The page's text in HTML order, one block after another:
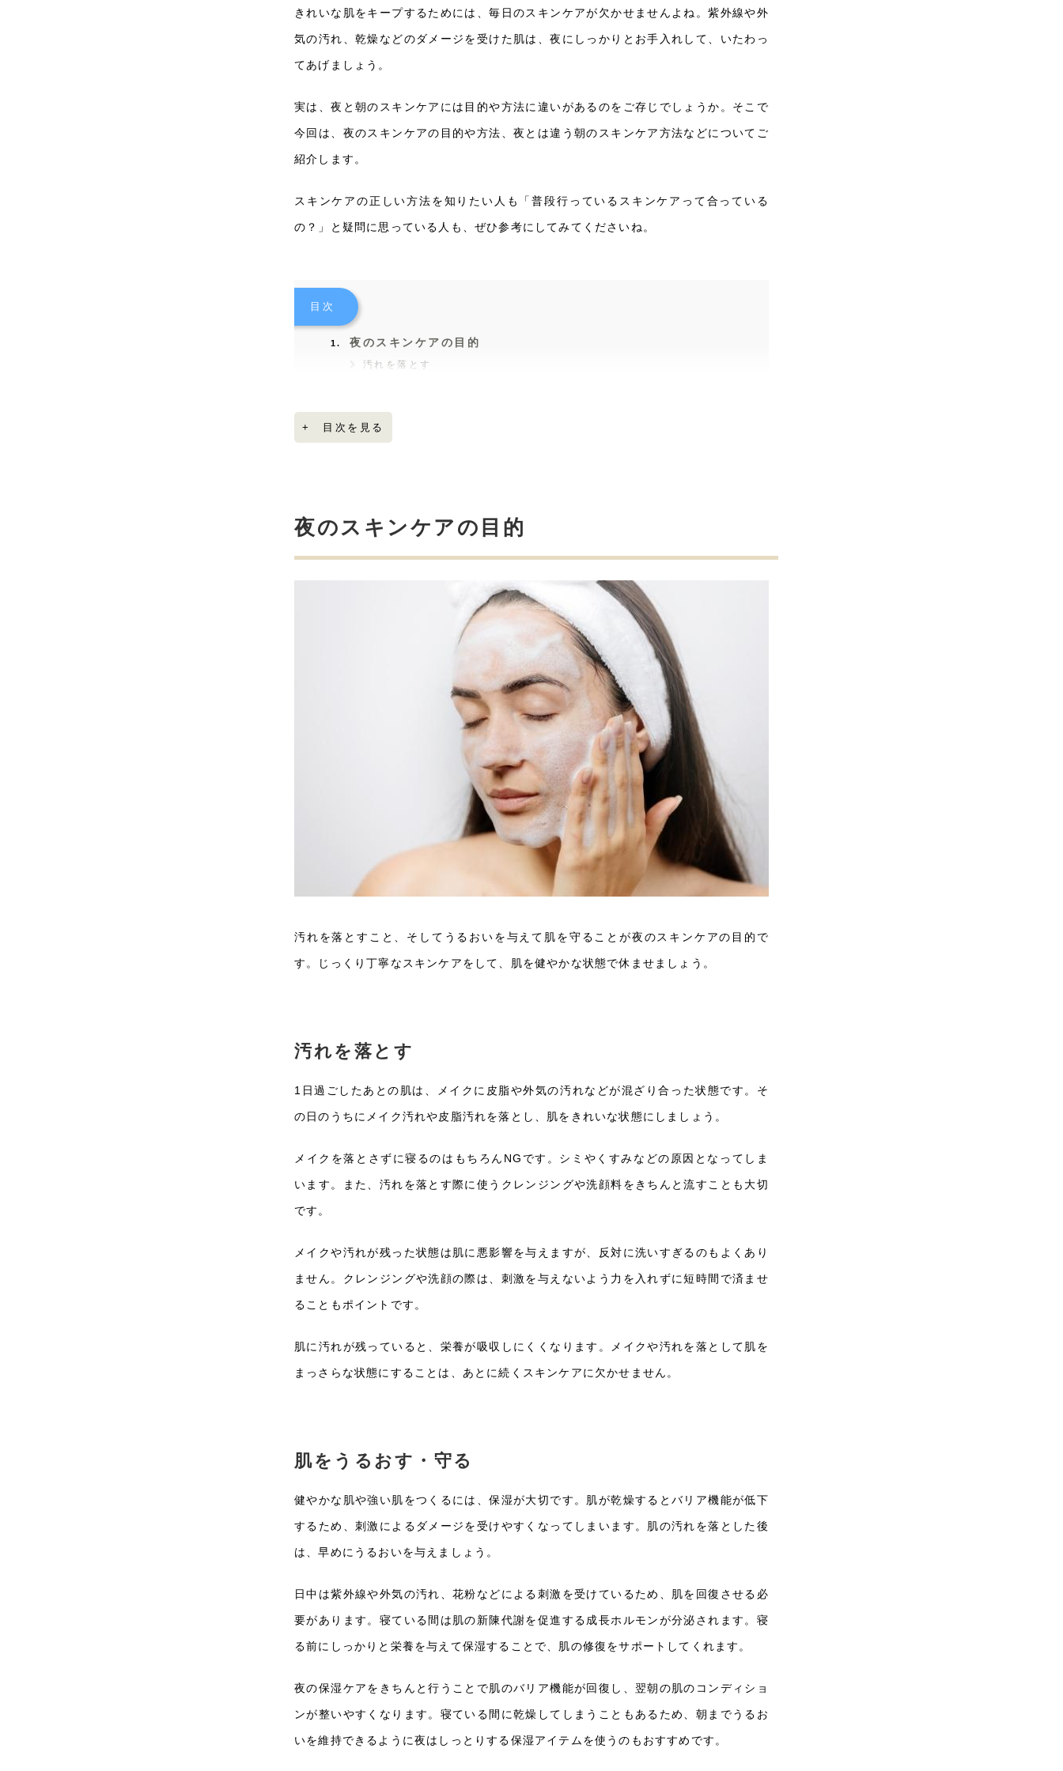
きれいな肌をキープするためには、毎日のスキンケアが欠かせませんよね。紫外線や外
気の汚れ、乾燥などのダメージを受けた肌は、夜にしっかりとお手入れして、いたわっ
てあげましょう。
実は、夜と朝のスキンケアには目的や方法に違いがあるのをご存じでしょうか。そこで
今回は、夜のスキンケアの目的や方法、夜とは違う朝のスキンケア方法などについてご
紹介します。
スキンケアの正しい方法を知りたい人も「普段行っているスキンケアって合っている
の？」と疑問に思っている人も、ぜひ参考にしてみてくださいね。
目次
夜のスキンケアの目的
汚れを落とす
夜のスキンケアのやり方
クレンジングでメイクや皮脂汚れを落とす
クリームで油分を補う
洗顔・化粧水・美容液などで肌の状態を整える
最後にUVケアで仕上げる
+ 目次を見る
夜のスキンケアの目的
汚れを落とすこと、そしてうるおいを与えて肌を守ることが夜のスキンケアの目的で
す。じっくり丁寧なスキンケアをして、肌を健やかな状態で休ませましょう。
汚れを落とす
1日過ごしたあとの肌は、メイクに皮脂や外気の汚れなどが混ざり合った状態です。そ
の日のうちにメイク汚れや皮脂汚れを落とし、肌をきれいな状態にしましょう。
メイクを落とさずに寝るのはもちろんNGです。シミやくすみなどの原因となってしま
います。また、汚れを落とす際に使うクレンジングや洗顔料をきちんと流すことも大切
です。
メイクや汚れが残った状態は肌に悪影響を与えますが、反対に洗いすぎるのもよくあり
ません。クレンジングや洗顔の際は、刺激を与えないよう力を入れずに短時間で済ませ
ることもポイントです。
肌に汚れが残っていると、栄養が吸収しにくくなります。メイクや汚れを落として肌を
まっさらな状態にすることは、あとに続くスキンケアに欠かせません。
肌をうるおす・守る
健やかな肌や強い肌をつくるには、保湿が大切です。肌が乾燥するとバリア機能が低下
するため、刺激によるダメージを受けやすくなってしまいます。肌の汚れを落とした後
は、早めにうるおいを与えましょう。
日中は紫外線や外気の汚れ、花粉などによる刺激を受けているため、肌を回復させる必
要があります。寝ている間は肌の新陳代謝を促進する成長ホルモンが分泌されます。寝
る前にしっかりと栄養を与えて保湿することで、肌の修復をサポートしてくれます。
夜の保湿ケアをきちんと行うことで肌のバリア機能が回復し、翌朝の肌のコンディショ
ンが整いやすくなります。寝ている間に乾燥してしまうこともあるため、朝までうるお
いを維持できるように夜はしっとりする保湿アイテムを使うのもおすすめです。